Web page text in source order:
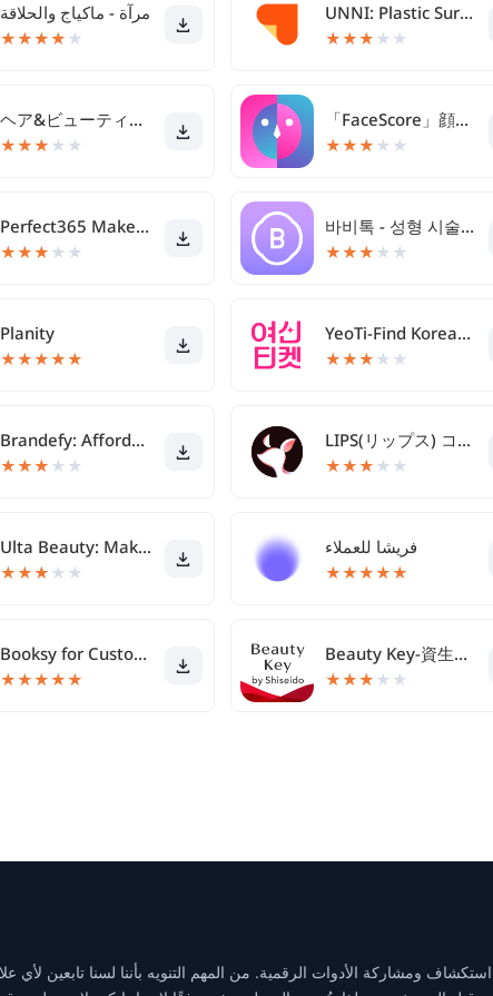
مرآة - ماكياج والحلاقة
★★★★ ★
UNNI: Plastic Surgery & Review
★★★ ★ ★
ヘア&ビューティーサロン検索/ホットペッパービューティー
★★★ ★ ★
「FaceScore」顔のバランスを点数で採点 顔診断アプリ
★★★ ★ ★
Perfect365 Makeup Photo Editor
★★★ ★ ★
바비톡 - 성형 시술 성형외과 피부과 병원예약 성형어플
★★★ ★ ★
Planity
★★★★★
YeoTi-Find Korean Skin Clinics
★★★ ★ ★
Brandefy: Affordable Beauty
★★★ ★ ★
LIPS(リップス) コスメ・メイク・化粧品のコスメアプリ
★★★ ★ ★
Ulta Beauty: Makeup & Skincare
★★★ ★ ★
فريشا للعملاء
★★★★★
Booksy for Customers
★★★★★
Beauty Key-資生堂メンバーシップアプリ
★★★ ★ ★